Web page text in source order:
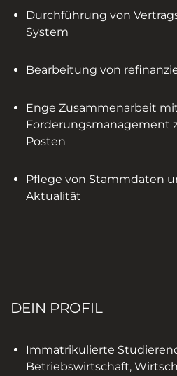
Durchführung von
System
Bearbeitung von
Enge Zusammenarbeit
Forderungsmanagement
Posten
Pflege von Stammdaten
Aktualität
DEIN PROFIL
Immatrikulierte
Betriebswirtschaft,